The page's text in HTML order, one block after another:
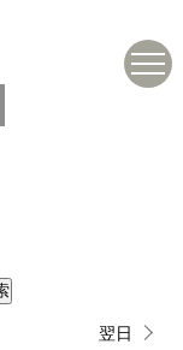
翌日